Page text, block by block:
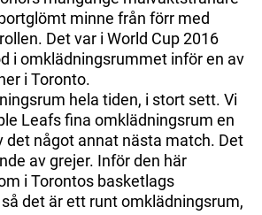
minne från förr med
Det var i World Cup 2016
i omklädningsrummet inför en av
i Toronto.
hela tiden, i stort sett. Vi
Leafs fina omklädningsrum en
det något annat nästa match. Det
av grejer. Inför den här
i Torontos basketlags
det är ett runt omklädningsrum,